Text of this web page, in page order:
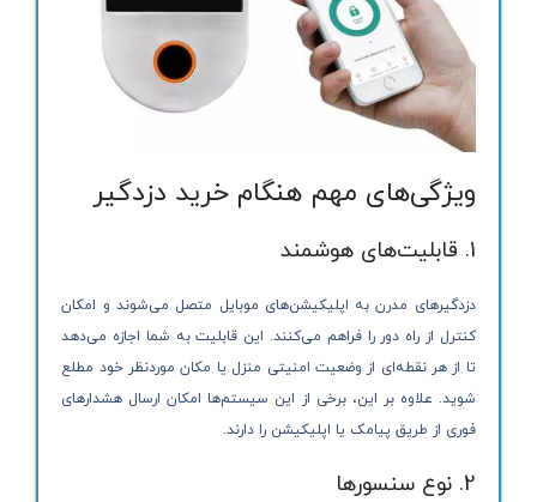
ویژگی‌های مهم هنگام خرید دزدگیر
1. قابلیت‌های هوشمند
دزدگیرهای مدرن به اپلیکیشن‌های موبایل متصل می‌شوند و امکان
کنترل از راه دور را فراهم می‌کنند. این قابلیت به شما اجازه می‌دهد
تا از هر نقطه‌ای از وضعیت امنیتی منزل یا مکان موردنظر خود مطلع
شوید. علاوه بر این، برخی از این سیستم‌ها امکان ارسال هشدارهای
فوری از طریق پیامک یا اپلیکیشن را دارند.
2. نوع سنسورها